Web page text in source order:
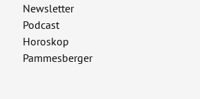
Newsletter
Podcast
Horoskop
Pammesberger